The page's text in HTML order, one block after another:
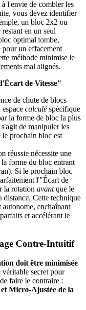
l'envie de combler les
vous devez identifier
un bloc 2x2 ou
en un seul
optimal tombe,
pour un effacement
méthode minimise le
mal alignés.
de Vitesse"
de chute de blocs
calculéspécifique
la forme de bloc la plus
de manipuler les
prochain bloc est
réussie nécessite une
forme du bloc entrant
Si le prochain bloc
l'"Écart de
la rotation avantque le
Cette technique
autonome, enchaînant
et accélérant le
Contre-Intuitif
doit être minimisée
secret pour
faire le contraire :
Micro-Ajustée de la